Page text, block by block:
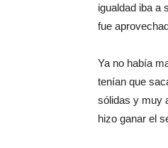
igualdad iba a
fue
Ya no había
tenían que
sólidas y muy
hizo ganar el